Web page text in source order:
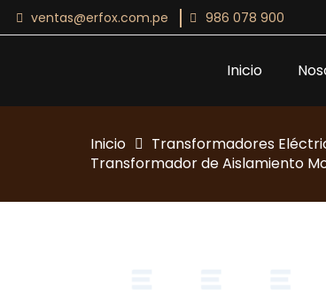
ventas@erfox.com.pe 986 078 900
Inicio
Inicio Transformadores
Transformador de Aislamiento